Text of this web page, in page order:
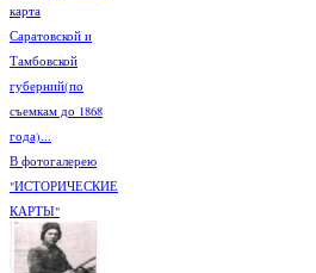
карта
Саратовской и
Тамбовской
губерний(по
съемкам до 1868
года)...
В фотогалерею
"ИСТОРИЧЕСКИЕ
КАРТЫ"